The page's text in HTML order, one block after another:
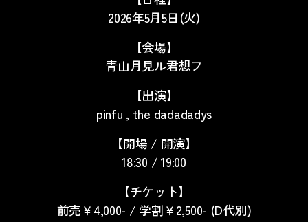
2026年5月5日(火)
【会場】
青山月見ル君想フ
【出演】
pinfu , the dadadadys
【開場 / 開演】
18:30 / 19:00
【チケット】
前売￥4,000- / 学割￥2,500- (D代別)